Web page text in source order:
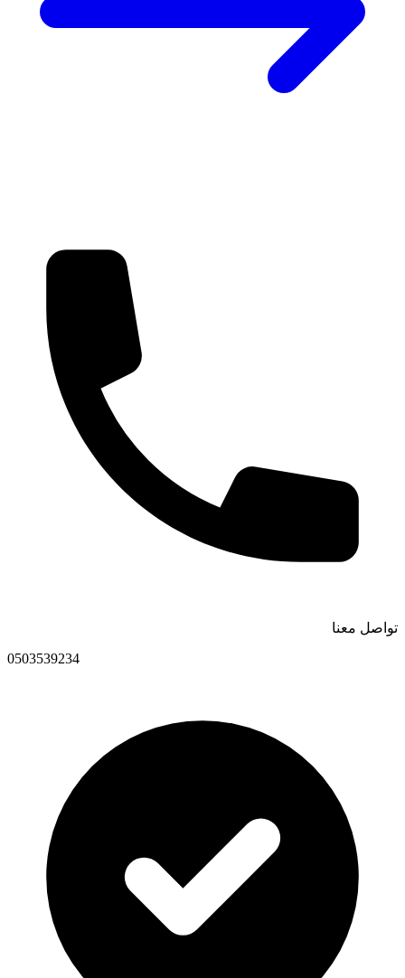
تواصل معنا
0503539234